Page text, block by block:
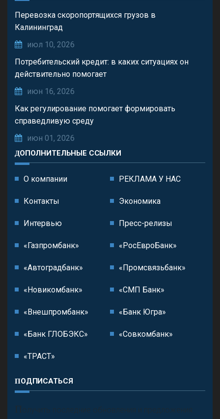
Перевозка скоропортящихся грузов в
Калининград
июл 10, 2026
Потребительский кредит: в каких ситуациях он
действительно помогает
июн 16, 2026
Как регулирование помогает формировать
справедливую среду
июн 01, 2026
ДОПОЛНИТЕЛЬНЫЕ ССЫЛКИ
О компании РЕКЛАМА У НАС
Контакты Экономика
Интервью Пресс-релизы
«Газпромбанк» «РосЕвроБанк»
«Автоградбанк» «Промсвязьбанк»
«Новикомбанк» «СМП Банк»
«Внешпромбанк» «Банк Югра»
«Банк ГЛОБЭКС» «Совкомбанк»
«ТРАСТ»
ПОДПИСАТЬСЯ
П олучить последние обновления и предложения.